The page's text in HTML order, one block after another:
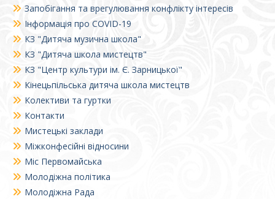
Запобігання та врегулювання конфлікту інтересів
Інформація про COVID-19
КЗ "Дитяча музична школа"
КЗ "Дитяча школа мистецтв"
КЗ "Центр культури ім. Є. Зарницької"
Кінецьпільська дитяча школа мистецтв
Колективи та гуртки
Контакти
Мистецькі заклади
Міжконфесійні відносини
Міс Первомайська
Молодіжна політика
Молодіжна Рада